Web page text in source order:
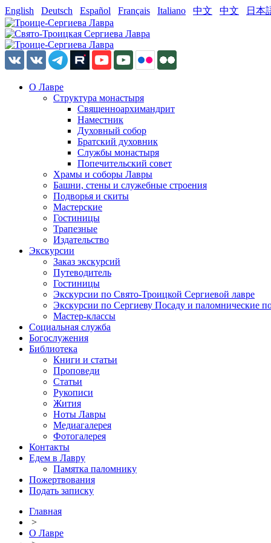
English Deutsch Español Français Italiano 中文 中文 日本
О Лавре
Структура монастыря
Священноархимандрит
Наместник
Духовный собор
Братский духовник
Службы монастыря
Попечительский совет
Храмы и соборы Лавры
Башни, стены и служебные строения
Подворья и скиты
Мастерские
Гостиницы
Трапезные
Издательство
Экскурсии
Заказ экскурсий
Путеводитель
Гостиницы
Экскурсии по Свято-Троицкой Сергиевой лавре
Экскурсии по Сергиеву Посаду и паломнические
Мастер-классы
Социальная служба
Богослужения
Библиотека
Книги и статьи
Проповеди
Статьи
Рукописи
Жития
Ноты Лавры
Медиагалерея
Фотогалерея
Контакты
Едем в Лавру
Памятка паломнику
Пожертвования
Подать записку
Главная
>
О Лавре